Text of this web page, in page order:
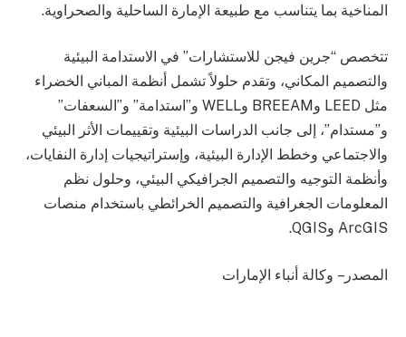
المناخية بما يتناسب مع طبيعة الإمارة الساحلية والصحراوية.
تتخصص “جرين فيجن للاستشارات” في الاستدامة البيئية
والتصميم المكاني، وتقدم حلولاً تشمل أنظمة المباني الخضراء
مثل LEED وBREEAM وWELL و”استدامة” و”السعفات”
و”مستدام”، إلى جانب الدراسات البيئية وتقييمات الأثر البيئي
والاجتماعي وخطط الإدارة البيئية، وإستراتيجيات إدارة النفايات،
وأنظمة التوجيه والتصميم الجرافيكي البيئي، وحلول نظم
المعلومات الجغرافية والتصميم الخرائطي باستخدام منصات
ArcGIS وQGIS.
المصدر – وكالة أنباء الإمارات